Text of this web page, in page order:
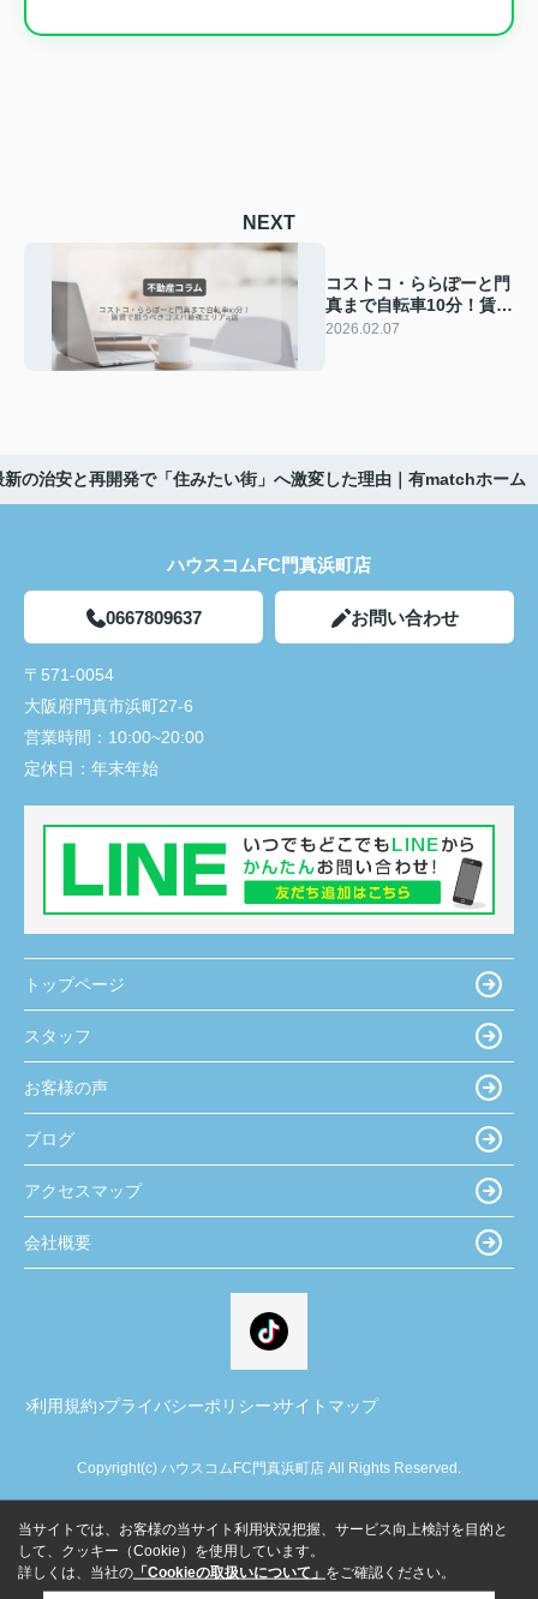
NEXT
コストコ・ららぽーと門
真まで自転車10分！賃貸
で狙うべきコスパ最強エ
2026.02.07
の治安と再開発で「住みたい街」へ激変した理由｜有matchホーム
ハウスコムFC門真浜町店
0667809637 お問い合わせ
〒571-0054
大阪府門真市浜町27-6
営業時間： 10:00~20:00
定休日： 年末年始
トップページ
スタッフ
お客様の声
ブログ
アクセスマップ
会社概要
利用規約 プライバシーポリシー サイトマップ
Copyright(c) ハウスコムFC門真浜町店 All Rights Reserved.
当サイトでは、お客様の当サイト利用状況把握、サービス向上検討を目的と
して、クッキー（Cookie）を使用しています。
詳しくは、当社の 「Cookieの取扱いについて」 をご確認ください。